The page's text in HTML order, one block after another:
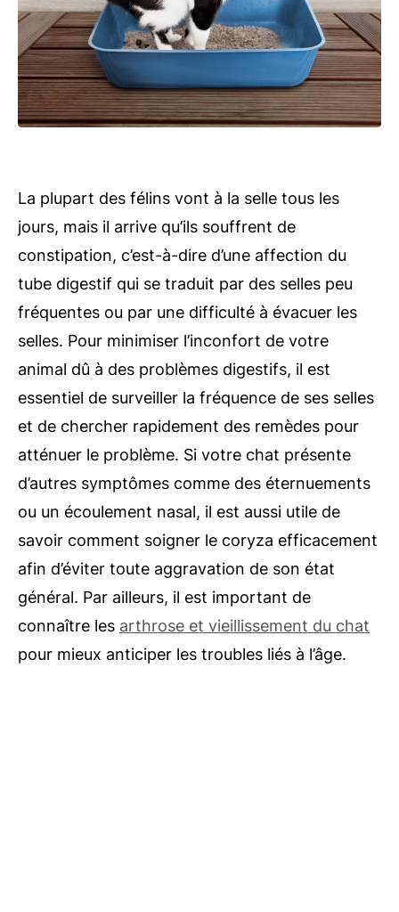
La plupart des félins vont à la selle tous les
jours, mais il arrive qu’ils souffrent de
constipation, c’est-à-dire d’une affection du
tube digestif qui se traduit par des selles peu
fréquentes ou par une difficulté à évacuer les
selles. Pour minimiser l’inconfort de votre
animal dû à des problèmes digestifs, il est
essentiel de surveiller la fréquence de ses selles
et de chercher rapidement des remèdes pour
atténuer le problème. Si votre chat présente
d’autres symptômes comme des éternuements
ou un écoulement nasal, il est aussi utile de
savoir comment soigner le coryza efficacement
afin d’éviter toute aggravation de son état
général. Par ailleurs, il est important de
connaître les arthrose et vieillissement du chat
pour mieux anticiper les troubles liés à l’âge.